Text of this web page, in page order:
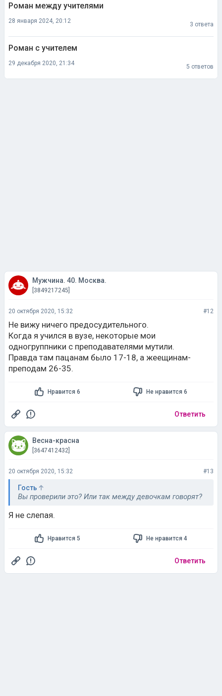
Роман между учителями
28 января 2024, 20:12
3 ответа
Роман с учителем
29 декабря 2020, 21:34
5 ответов
Мужчина. 40. Москва.
[3849217245]
20 октября 2020, 15:32 #12
Не вижу ничего предосудительного.
Когда я учился в вузе, некоторые мои
одногруппники с преподавателями мутили.
Правда там пацанам было 17-18, а жеещинам-
преподам 26-35.
Нравится 6 Не нравится 6
Ответить
Весна-красна
[3647412432]
20 октября 2020, 15:32 #13
Гость
Вы проверили это? Или так между девочкам говорят?
Я не слепая.
Нравится 5 Не нравится 4
Ответить